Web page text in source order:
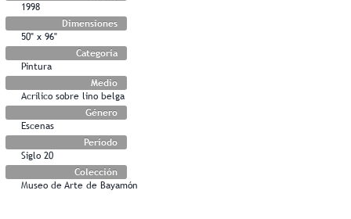
1998
Dimensiones
50" x 96"
Categoría
Pintura
Medio
Acrílico sobre lino belga
Género
Escenas
Período
Siglo 20
Colección
Museo de Arte de Bayamón